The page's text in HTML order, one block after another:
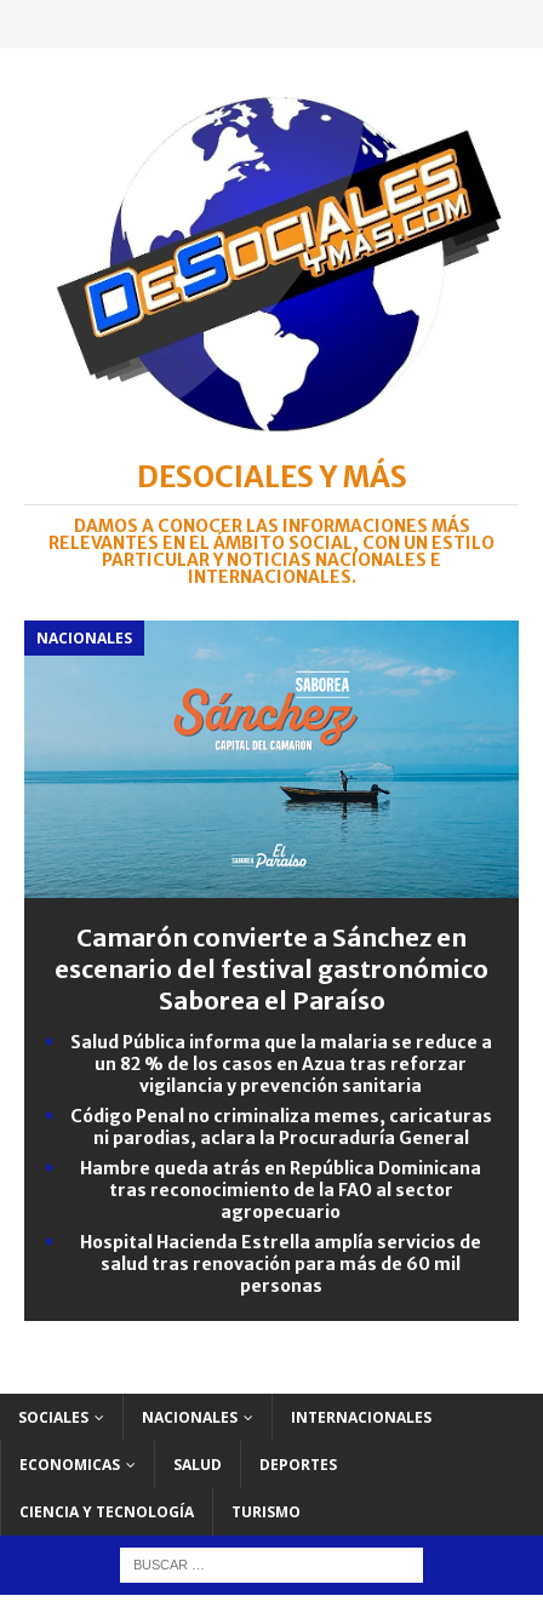
DESOCIALES Y MÁS
DAMOS A CONOCER LAS INFORMACIONES MÁS
RELEVANTES EN EL ÁMBITO SOCIAL, CON UN ESTILO
PARTICULAR Y NOTICIAS NACIONALES E
INTERNACIONALES.
NACIONALES
Camarón convierte a Sánchez en
escenario del festival gastronómico
Saborea el Paraíso
Salud Pública informa que la malaria se reduce a
un 82 % de los casos en Azua tras reforzar
vigilancia y prevención sanitaria
Código Penal no criminaliza memes, caricaturas
ni parodias, aclara la Procuraduría General
Hambre queda atrás en República Dominicana
tras reconocimiento de la FAO al sector
agropecuario
Hospital Hacienda Estrella amplía servicios de
salud tras renovación para más de 60 mil
personas
SOCIALES NACIONALES INTERNACIONALES
ECONOMICAS SALUD DEPORTES
CIENCIA Y TECNOLOGÍA TURISMO